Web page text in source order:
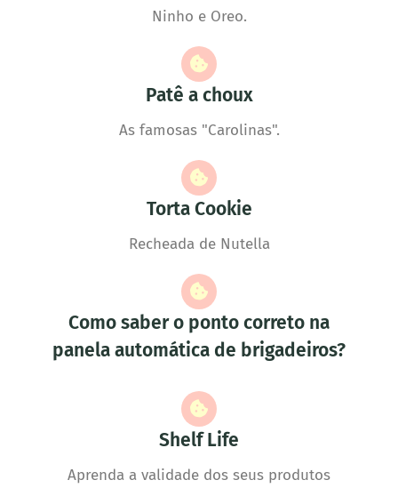
Ninho e Oreo.
Patê a choux
As famosas "Carolinas".
Torta Cookie
Recheada de Nutella
Como saber o ponto correto na
panela automática de brigadeiros?
Shelf Life
Aprenda a validade dos seus produtos